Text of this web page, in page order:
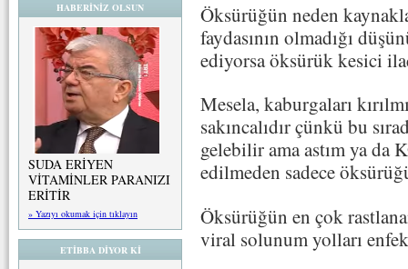
HABERİNİZ OLSUN
SUDA ERİYEN
VİTAMİNLER PARANIZI
ERİTİR
» Yazıyı okumak için tıklayın
ETİBBA DİYOR Kİ
Öksürüğün neden
faydasının olmadığı
ediyorsa öksürük kesici
Mesela, kaburgaları
sakıncalıdır çünkü bu
gelebilir ama astım ya da
edilmeden sadece
Öksürüğün en çok
viral solunum yolları